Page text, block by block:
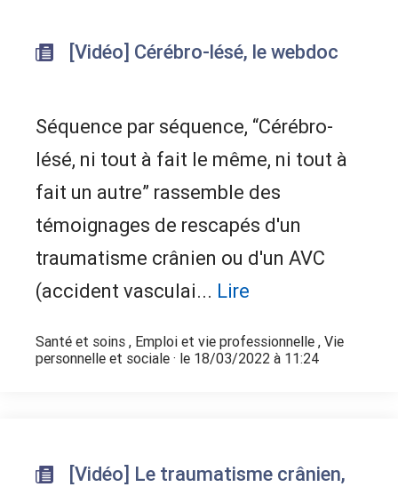
[Vidéo] Cérébro-lésé, le webdoc
Séquence par séquence, “Cérébro-
lésé, ni tout à fait le même, ni tout à
fait un autre” rassemble des
témoignages de rescapés d'un
traumatisme crânien ou d'un AVC
(accident vasculai... Lire
Santé et soins , Emploi et vie professionnelle , Vie
personnelle et sociale · le 18/03/2022 à 11:24
[Vidéo] Le traumatisme crânien,